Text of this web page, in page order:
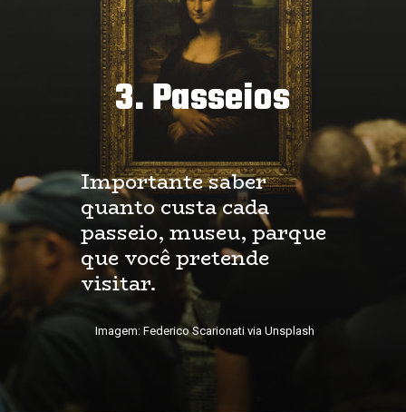
3. Passeios
Imagem: Federico Scarionati via Unsplash
Importante saber
quanto custa cada
passeio, museu, parque
que você pretende
visitar.